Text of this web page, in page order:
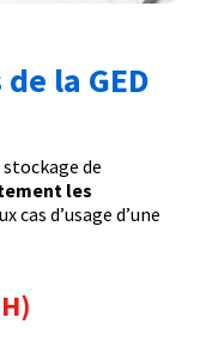
la GED
de
les
cas d’usage d’une